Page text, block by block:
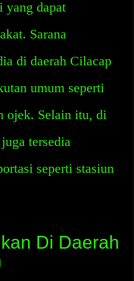
yang dapat
Sarana
di daerah Cilacap
umum seperti
ojek. Selain itu, di
tersedia
seperti stasiun
Di Daerah